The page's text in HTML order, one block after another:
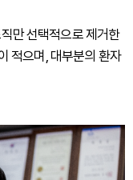
만 선택적으로 제거한
적으며, 대부분의 환자